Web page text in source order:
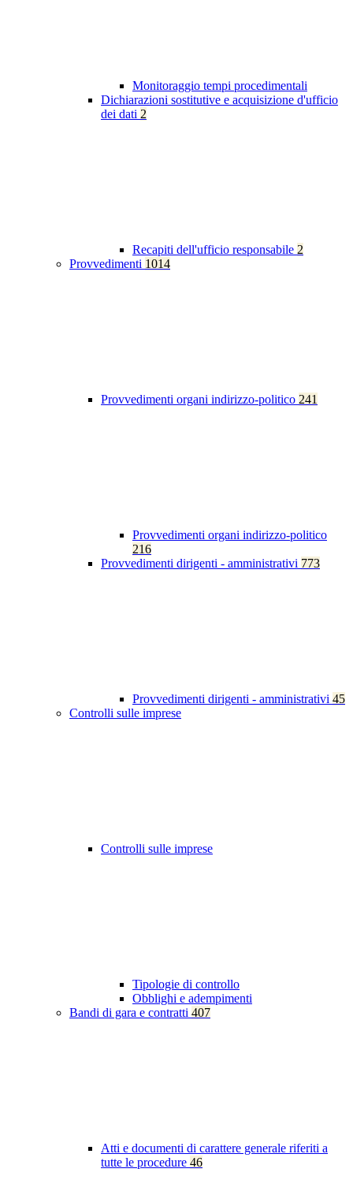
Monitoraggio tempi procedimentali
Dichiarazioni sostitutive e acquisizione d'ufficio
dei dati 2
Recapiti dell'ufficio responsabile 2
Provvedimenti 1014
Provvedimenti organi indirizzo-politico 241
Provvedimenti organi indirizzo-politico
216
Provvedimenti dirigenti - amministrativi 773
Provvedimenti dirigenti - amministrativi 45
Controlli sulle imprese
Controlli sulle imprese
Tipologie di controllo
Obblighi e adempimenti
Bandi di gara e contratti 407
Atti e documenti di carattere generale riferiti a
tutte le procedure 46